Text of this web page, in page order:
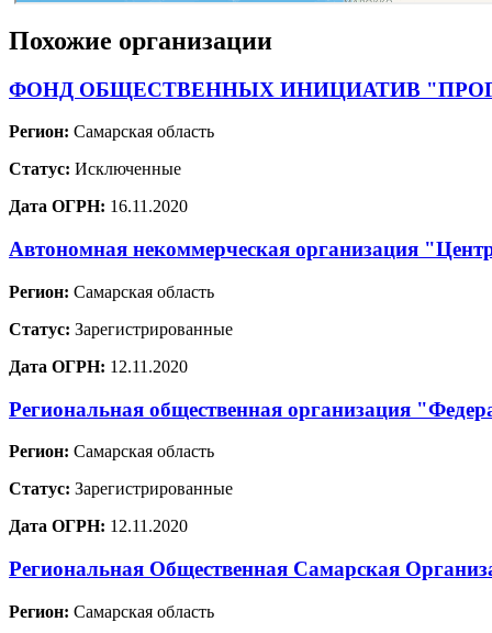
Похожие организации
ФОНД ОБЩЕСТВЕННЫХ ИНИЦИАТИВ
Регион: Самарская область
Статус: Исключенные
Дата ОГРН: 16.11.2020
Автономная некоммерческая организация
Регион: Самарская область
Статус: Зарегистрированные
Дата ОГРН: 12.11.2020
Региональная общественная организация
Регион: Самарская область
Статус: Зарегистрированные
Дата ОГРН: 12.11.2020
Региональная Общественная Самарская
Регион: Самарская область